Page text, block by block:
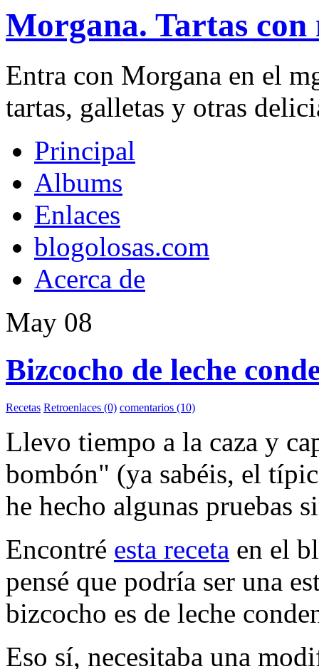
Morgana. Tartas con
Entra con Morgana en el
tartas, galletas y otras
Principal
Albums
Enlaces
blogolosas.com
Acerca de
May 08
Bizcocho de leche
Recetas Retroenlaces (0) comentarios (10)
Llevo tiempo a la caza y
bombón" (ya sabéis, el
he hecho algunas pruebas
Encontré esta receta en el
pensé que podría ser una
bizcocho es de leche
Eso sí, necesitaba una